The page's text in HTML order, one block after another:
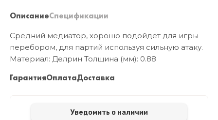
ОписаниеСпецификации
Средний медиатор, хорошо подойдет для игры
перебором, для партий используя сильную атаку.
Материал: Делрин Толщина (мм): 0.88
ГарантияОплатаДоставка
Уведомить о наличии